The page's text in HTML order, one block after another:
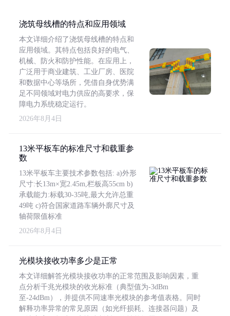
浇筑母线槽的特点和应用领域
本文详细介绍了浇筑母线槽的特点和
应用领域。其特点包括良好的电气、
机械、防火和防护性能。在应用上，
广泛用于商业建筑、工业厂房、医院
和数据中心等场所，凭借自身优势满
足不同领域对电力供应的高要求，保
障电力系统稳定运行。
2026年8月4日
13米平板车的标准尺寸和载重参
数
13米平板车主要技术参数包括: a)外形
尺寸:长13m×宽2.45m,栏板高55cm b)
承载能力:标载30-35吨,最大允许总重
49吨 c)符合国家道路车辆外廓尺寸及
轴荷限值标准
2026年8月4日
光模块接收功率多少是正常
本文详细解答光模块接收功率的正常范围及影响因素，重
点分析千兆光模块的收光标准（典型值为-3dBm
至-24dBm），并提供不同速率光模块的参考值表格。同时
解释功率异常的常见原因（如光纤损耗、连接器问题）及